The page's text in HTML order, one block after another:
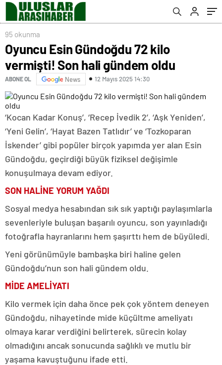
95 okunma
Oyuncu Esin Gündoğdu 72 kilo
vermişti! Son hali gündem oldu
ABONE OL News 12 Mayıs 2025 14:30
‘Kocan Kadar Konuş’, ‘Recep İvedik 2’, ‘Aşk Yeniden’,
‘Yeni Gelin’, ‘Hayat Bazen Tatlıdır’ ve ‘Tozkoparan
İskender’ gibi popüler birçok yapımda yer alan Esin
Gündoğdu, geçirdiği büyük fiziksel değişimle
konuşulmaya devam ediyor.
SON HALİNE YORUM YAĞDI
Sosyal medya hesabından sık sık yaptığı paylaşımlarla
sevenleriyle buluşan başarılı oyuncu, son yayınladığı
fotoğrafla hayranlarını hem şaşırttı hem de büyüledi.
Yeni görünümüyle bambaşka biri haline gelen
Gündoğdu’nun son hali gündem oldu.
MİDE AMELİYATI
Kilo vermek için daha önce pek çok yöntem deneyen
Gündoğdu, nihayetinde mide küçültme ameliyatı
olmaya karar verdiğini belirterek, sürecin kolay
olmadığını ancak sonucunda sağlıklı ve mutlu bir
yaşama kavuştuğunu ifade etti.